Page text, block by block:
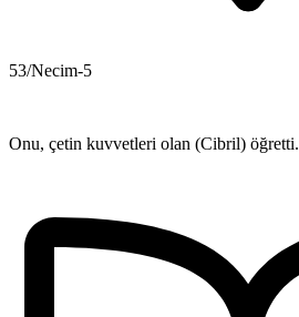
53/Necim-5
Onu, çetin kuvvetleri olan (Cibril) öğretti.